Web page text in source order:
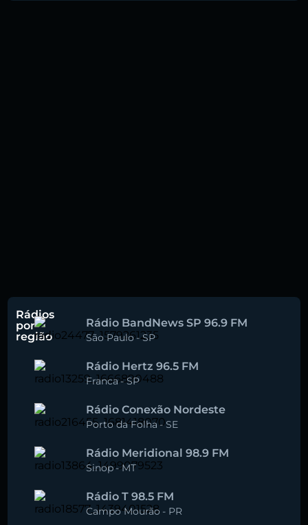
Rádios
por
região
Rádio BandNews SP 96.9 FM
São Paulo -SP
Rádio Hertz 96.5 FM
Franca-SP
Rádio Conexão Nordeste
Porto da Folha -SE
Rádio Meridional 98.9 FM
Sinop-MT
Rádio T 98.5 FM
Campo Mourão - PR